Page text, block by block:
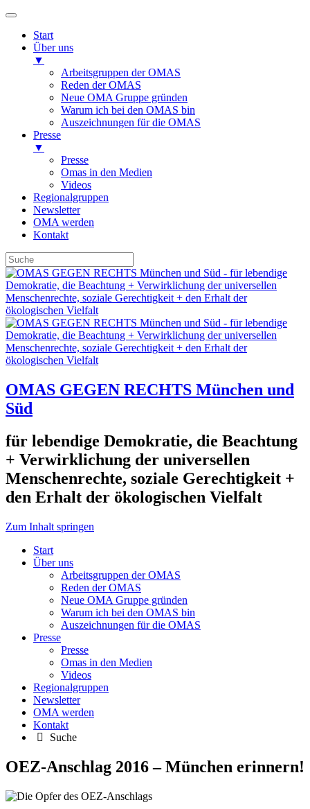
Start
Über uns
▼
Arbeitsgruppen der OMAS
Reden der OMAS
Neue OMA Gruppe gründen
Warum ich bei den OMAS bin
Auszeichnungen für die OMAS
Presse
▼
Presse
Omas in den Medien
Videos
Regionalgruppen
Newsletter
OMA werden
Kontakt
OMAS GEGEN RECHTS München und
Süd
für lebendige Demokratie, die Beachtung
+ Verwirklichung der universellen
Menschenrechte, soziale Gerechtigkeit +
den Erhalt der ökologischen Vielfalt
Zum Inhalt springen
Start
Über uns
Arbeitsgruppen der OMAS
Reden der OMAS
Neue OMA Gruppe gründen
Warum ich bei den OMAS bin
Auszeichnungen für die OMAS
Presse
Presse
Omas in den Medien
Videos
Regionalgruppen
Newsletter
OMA werden
Kontakt
Suche
OEZ-Anschlag 2016 – München erinnern!